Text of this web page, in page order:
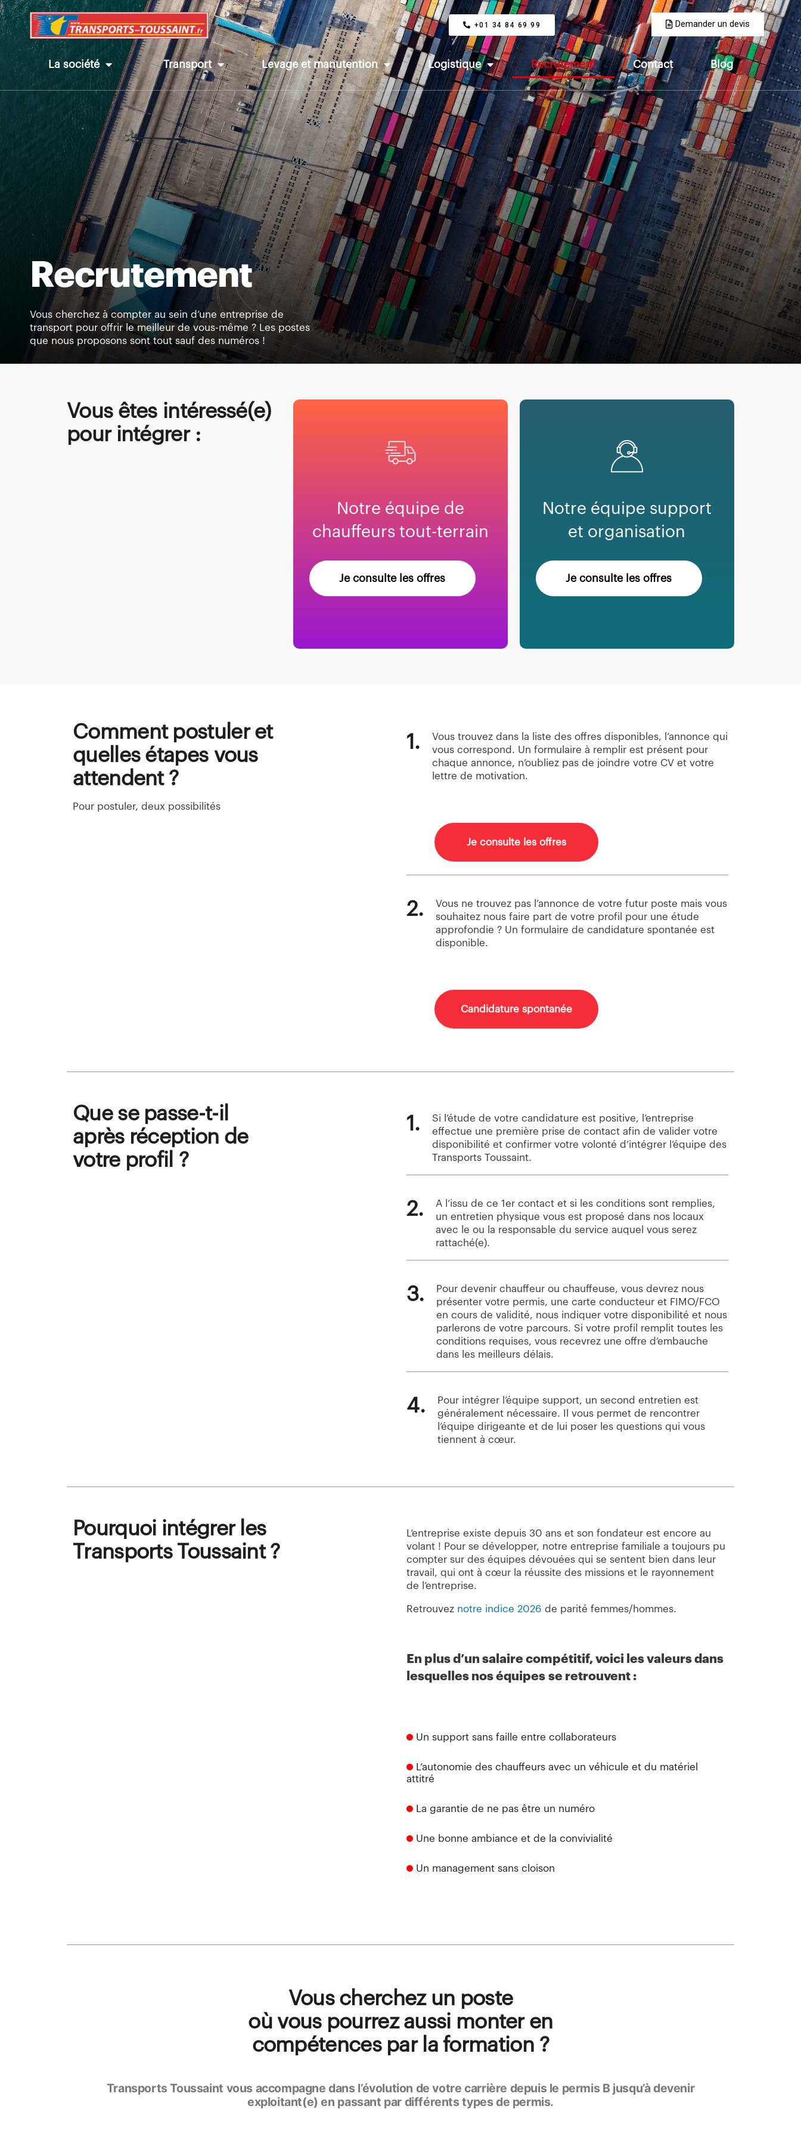
+01 34 84 69 99 Demander un devis
La société Transport Levage et manutention Logistique Recrutement Contact Blog
Recrutement
Vous cherchez à compter au sein d’une entreprise de
transport pour offrir le meilleur de vous-même ? Les postes
que nous proposons sont tout sauf des numéros !
Vous êtes intéressé(e)
pour intégrer :
Notre équipe de
chauffeurs tout-terrain
Je consulte les offres
Notre équipe support
et organisation
Je consulte les offres
Comment postuler et
quelles étapes vous
attendent ?
Pour postuler, deux possibilités
1.
Vous trouvez dans la liste des offres disponibles, l’annonce qui
vous correspond. Un formulaire à remplir est présent pour
chaque annonce, n’oubliez pas de joindre votre CV et votre
lettre de motivation.
Je consulte les offres
2.
Vous ne trouvez pas l’annonce de votre futur poste mais vous
souhaitez nous faire part de votre profil pour une étude
approfondie ? Un formulaire de candidature spontanée est
disponible.
Candidature spontanée
Que se passe-t-il
après réception de
votre profil ?
1.
Si l’étude de votre candidature est positive, l’entreprise
effectue une première prise de contact afin de valider votre
disponibilité et confirmer votre volonté d’intégrer l’équipe des
Transports Toussaint.
2.
A l’issu de ce 1er contact et si les conditions sont remplies,
un entretien physique vous est proposé dans nos locaux
avec le ou la responsable du service auquel vous serez
rattaché(e).
3.
Pour devenir chauffeur ou chauffeuse, vous devrez nous
présenter votre permis, une carte conducteur et FIMO/FCO
en cours de validité, nous indiquer votre disponibilité et nous
parlerons de votre parcours. Si votre profil remplit toutes les
conditions requises, vous recevrez une offre d’embauche
dans les meilleurs délais.
4.
Pour intégrer l’équipe support, un second entretien est
généralement nécessaire. Il vous permet de rencontrer
l’équipe dirigeante et de lui poser les questions qui vous
tiennent à cœur.
Pourquoi intégrer les
Transports Toussaint ?
L’entreprise existe depuis 30 ans et son fondateur est encore au
volant ! Pour se développer, notre entreprise familiale a toujours pu
compter sur des équipes dévouées qui se sentent bien dans leur
travail, qui ont à cœur la réussite des missions et le rayonnement
de l’entreprise.
Retrouvez notre indice 2026 de parité femmes/hommes.
En plus d’un salaire compétitif, voici les valeurs dans
lesquelles nos équipes se retrouvent :
Un support sans faille entre collaborateurs
L’autonomie des chauffeurs avec un véhicule et du matériel
attitré
La garantie de ne pas être un numéro
Une bonne ambiance et de la convivialité
Un management sans cloison
Vous cherchez un poste
où vous pourrez aussi monter en
compétences par la formation ?
Transports Toussaint vous accompagne dans l’évolution de votre carrière depuis le permis B jusqu’à devenir
exploitant(e) en passant par différents types de permis.